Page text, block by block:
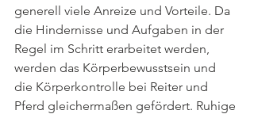
generell viele Anreize und Vorteile. Da
die Hindernisse und Aufgaben in der
Regel im Schritt erarbeitet werden,
werden das Körperbewusstsein und
die Körperkontrolle bei Reiter und
Pferd gleichermaßen gefördert. Ruhige